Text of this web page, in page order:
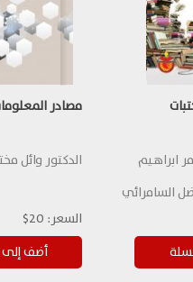
ابراهيم
السامرائي
مصادر
الدكتور وائل
السعر: 20$